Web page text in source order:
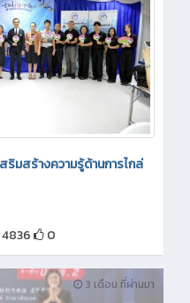
ริมสร้างความรู้ด้านการไกล่
4836 0
3 เดือน ที่ผ่านมา